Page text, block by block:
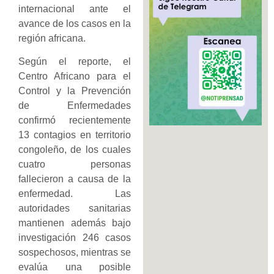
internacional ante el
avance de los casos en la
región africana.
Según el reporte, el
Centro Africano para el
Control y la Prevención
de Enfermedades
confirmó recientemente
13 contagios en territorio
congoleño, de los cuales
cuatro personas
fallecieron a causa de la
enfermedad. Las
autoridades sanitarias
mantienen además bajo
investigación 246 casos
sospechosos, mientras se
evalúa una posible